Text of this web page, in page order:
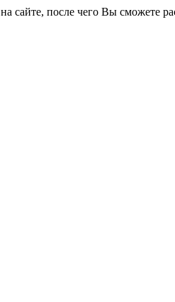
на сайте, после чего Вы сможете